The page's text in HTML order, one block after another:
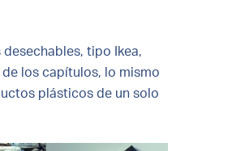
desechables, tipo Ikea,
los capítulos, lo mismo
plásticos de un solo